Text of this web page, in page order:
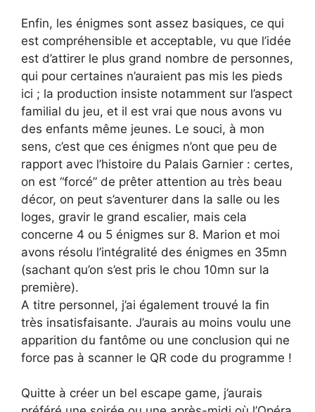
Enfin, les énigmes sont assez basiques, ce qui
est compréhensible et acceptable, vu que l’idée
est d’attirer le plus grand nombre de personnes,
qui pour certaines n’auraient pas mis les pieds
ici ; la production insiste notamment sur l’aspect
familial du jeu, et il est vrai que nous avons vu
des enfants même jeunes. Le souci, à mon
sens, c’est que ces énigmes n’ont que peu de
rapport avec l’histoire du Palais Garnier : certes,
on est “forcé” de prêter attention au très beau
décor, on peut s’aventurer dans la salle ou les
loges, gravir le grand escalier, mais cela
concerne 4 ou 5 énigmes sur 8. Marion et moi
avons résolu l’intégralité des énigmes en 35mn
(sachant qu’on s’est pris le chou 10mn sur la
première).
A titre personnel, j’ai également trouvé la fin
très insatisfaisante. J’aurais au moins voulu une
apparition du fantôme ou une conclusion qui ne
force pas à scanner le QR code du programme !
Quitte à créer un bel escape game, j’aurais